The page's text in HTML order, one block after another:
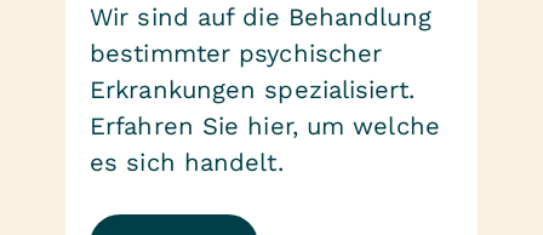
Wir sind auf die Behandlung
bestimmter psychischer
Erkrankungen spezialisiert.
Erfahren Sie hier, um welche
es sich handelt.